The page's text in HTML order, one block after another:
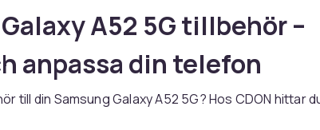
A52 5G tillbehör –
anpassa din telefon
till din Samsung Galaxy A52 5G? Hos CDON hittar